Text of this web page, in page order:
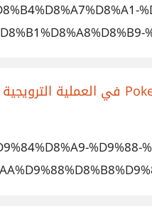
%D9%88-